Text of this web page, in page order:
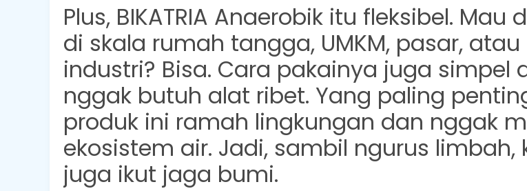
Plus, BIKATRIA Anaerobik itu fleksibel. Mau
di skala rumah tangga, UMKM, pasar, atau
industri? Bisa. Cara pakainya juga simpel
nggak butuh alat ribet. Yang paling
produk ini ramah lingkungan dan nggak
ekosistem air. Jadi, sambil ngurus limbah,
juga ikut jaga bumi.